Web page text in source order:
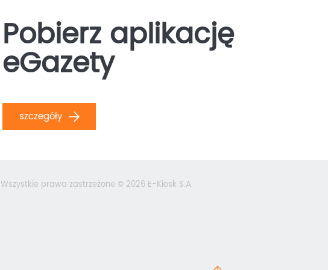
Pobierz aplikację
eGazety
szczegóły
Wszystkie prawa zastrzeżone © 2026 E-Kiosk S.A.